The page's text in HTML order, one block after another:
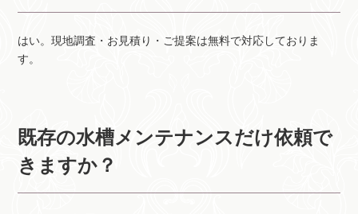
はい。現地調査・お見積り・ご提案は無料で対応しておりま
す。
既存の水槽メンテナンスだけ依頼で
きますか？